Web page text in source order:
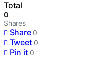
Total
0
Shares
Share 0
Tweet 0
Pin it 0